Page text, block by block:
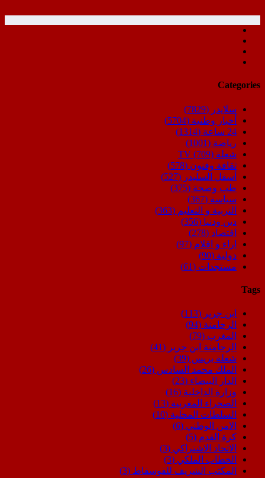
Categories
سلايدر (7829)
أخبار وطنية (5704)
24 ساعة
(1314)
رياضة (1001)
شعلة TV (709)
ثقافة وفنون (578)
أسفل السليدر (527)
طب وصحة (375)
سياسة (367)
التربية و التعليم (363)
دين ودنيا (356)
اقتصاد (278)
اراء و اقلام (97)
دولية (90)
مستجدات (61)
Tags
ابن جرير (113)
الرحامنة (94)
المغرب (79)
الرحامنة ابن جرير (41)
شعلة بريس (39)
الملك محمد السادس (26)
الدار البيضاء (23)
وزارة الداخلية (16)
الصحراء المغربية (13)
السلطات المحلية (10)
الامن الوطني (6)
كرة القدم (5)
الاتحاد الاشتراكي (3)
الخطاب الملكي (3)
المكتب الشريف للفوسفاط (3)